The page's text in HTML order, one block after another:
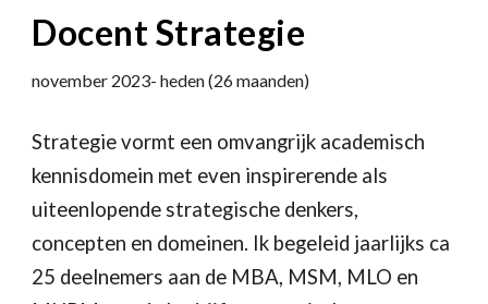
Docent Strategie
november 2023- heden (26 maanden)
Strategie vormt een omvangrijk academisch
kennisdomein met even inspirerende als
uiteenlopende strategische denkers,
concepten en domeinen. Ik begeleid jaarlijks ca
25 deelnemers aan de MBA, MSM, MLO en